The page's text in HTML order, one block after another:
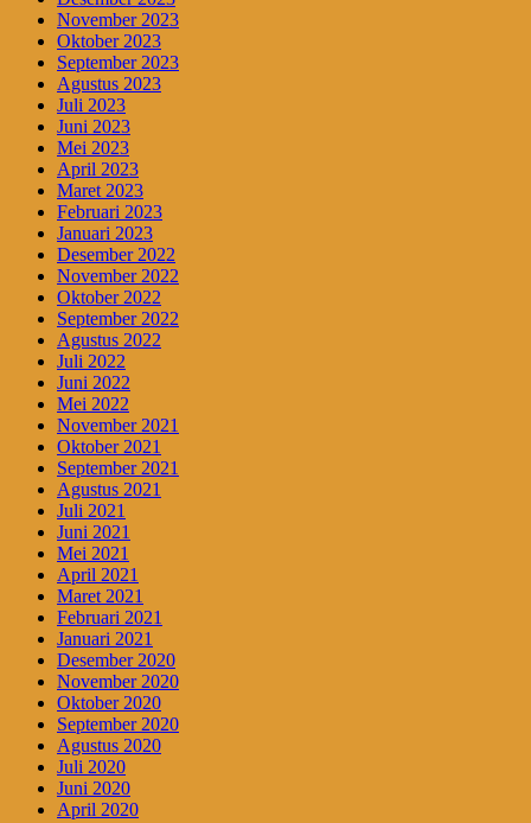
November 2023
Oktober 2023
September 2023
Agustus 2023
Juli 2023
Juni 2023
Mei 2023
April 2023
Maret 2023
Februari 2023
Januari 2023
Desember 2022
November 2022
Oktober 2022
September 2022
Agustus 2022
Juli 2022
Juni 2022
Mei 2022
November 2021
Oktober 2021
September 2021
Agustus 2021
Juli 2021
Juni 2021
Mei 2021
April 2021
Maret 2021
Februari 2021
Januari 2021
Desember 2020
November 2020
Oktober 2020
September 2020
Agustus 2020
Juli 2020
Juni 2020
April 2020